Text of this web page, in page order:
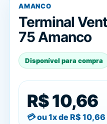
AMANCO
Terminal
75 Amanco
Disponível para compra
R$ 10,66
ou 1x de R$ 10,66